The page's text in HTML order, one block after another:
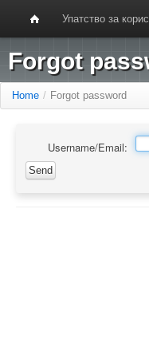
Упатство за
Forgot
Home / Forgot password
Username/Email: